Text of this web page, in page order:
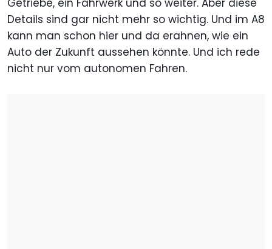
Getriebe, ein Fahrwerk und so weiter. Aber diese
Details sind gar nicht mehr so wichtig. Und im A8
kann man schon hier und da erahnen, wie ein
Auto der Zukunft aussehen könnte. Und ich rede
nicht nur vom autonomen Fahren.